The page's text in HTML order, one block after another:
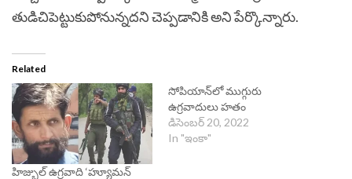
తుడిచిపెట్టుకుపోనున్నదని చెప్పడానికి అని పేర్కొన్నారు.
Related
హిజ్బుల్ ఉగ్రవాది ‘హ్యూమన్
సోపియాన్‌లో ముగ్గురు
ఉగ్రవాదులు హతం
డిసెంబర్ 20, 2022
In "ఇంకా"